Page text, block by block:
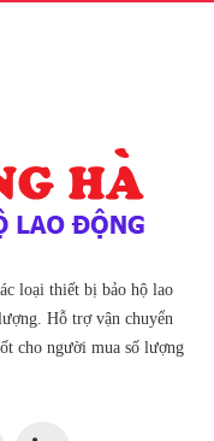
loại thiết bị bảo hộ lao
Hỗ trợ vận chuyển
cho người mua số lượng